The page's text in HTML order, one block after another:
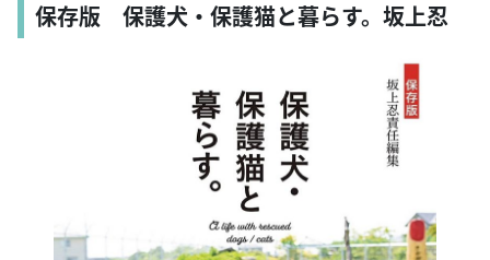
保存版 保護犬・保護猫と暮らす。坂上忍